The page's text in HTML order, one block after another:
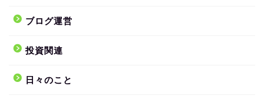
ブログ運営
投資関連
日々のこと